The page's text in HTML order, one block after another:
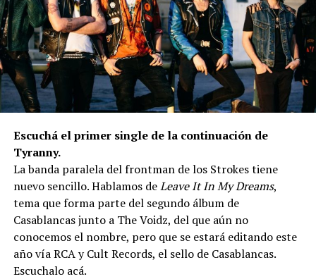
Escuchá el primer single de la continuación de
Tyranny.
La banda paralela del frontman de los Strokes tiene
nuevo sencillo. Hablamos deLeave It In My Dreams,
tema que forma parte del segundo álbum de
Casablancas junto a The Voidz, del que aún no
conocemos el nombre, pero que se estará editando este
año vía RCA y Cult Records, el sello de Casablancas.
Escuchalo acá.